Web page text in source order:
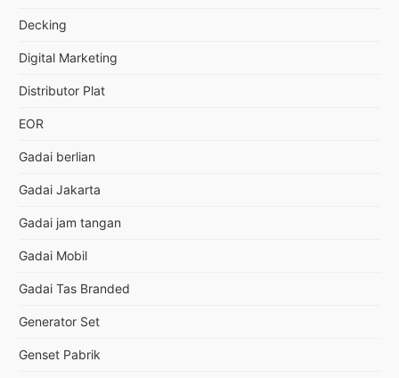
Decking
Digital Marketing
Distributor Plat
EOR
Gadai berlian
Gadai Jakarta
Gadai jam tangan
Gadai Mobil
Gadai Tas Branded
Generator Set
Genset Pabrik